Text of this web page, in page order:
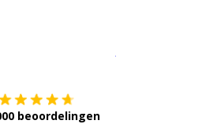
beoordelingen